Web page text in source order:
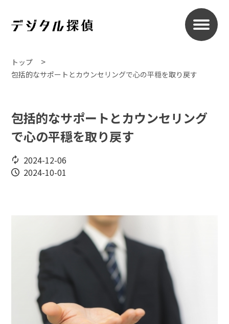
トップ
包括的なサポートとカウンセリングで心の平穏を取り戻す
包括的なサポートとカウンセリング
で心の平穏を取り戻す
2024-12-06
2024-10-01